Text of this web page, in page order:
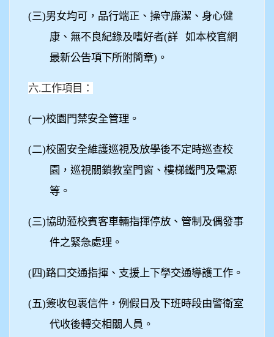
(三)男女均可，品行端正、操守廉潔、身心健
康、無不良紀錄及嗜好者(詳 如本校官網
最新公告項下所附簡章)。
六.工作項目：
(一)校園門禁安全管理。
(二)校園安全維護巡視及放學後不定時巡查校
園，巡視關鎖教室門窗、樓梯鐵門及電源
等。
(三)協助蒞校賓客車輛指揮停放、管制及偶發事
件之緊急處理。
(四)路口交通指揮、支援上下學交通導護工作。
(五)簽收包裹信件，例假日及下班時段由警衛室
代收後轉交相關人員。